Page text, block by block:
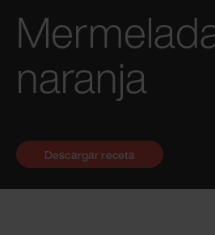
naranja
Descargar receta